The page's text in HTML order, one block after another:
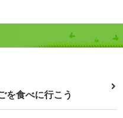
を食べに行こう